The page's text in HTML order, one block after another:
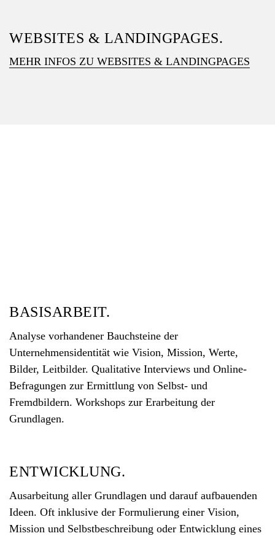
WEBSITES & LANDINGPAGES.
MEHR INFOS ZU WEBSITES & LANDINGPAGES
BASISARBEIT.
Analyse vorhandener Bauchsteine der
Unternehmensidentität wie Vision, Mission, Werte,
Bilder, Leitbilder. Qualitative Interviews und Online-
Befragungen zur Ermittlung von Selbst- und
Fremdbildern. Workshops zur Erarbeitung der
Grundlagen.
ENTWICKLUNG.
Ausarbeitung aller Grundlagen und darauf aufbauenden
Ideen. Oft inklusive der Formulierung einer Vision,
Mission und Selbstbeschreibung oder Entwicklung eines